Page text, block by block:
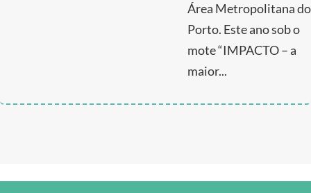
Área Metropolitana do
Porto. Este ano sob o
mote “IMPACTO – a
maior...